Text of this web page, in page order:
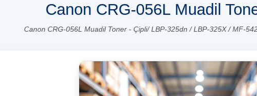
Canon CRG-056L Muadil
Canon CRG-056L Muadil Toner - Çipli/ LBP-325dn / LBP-325X / MF-